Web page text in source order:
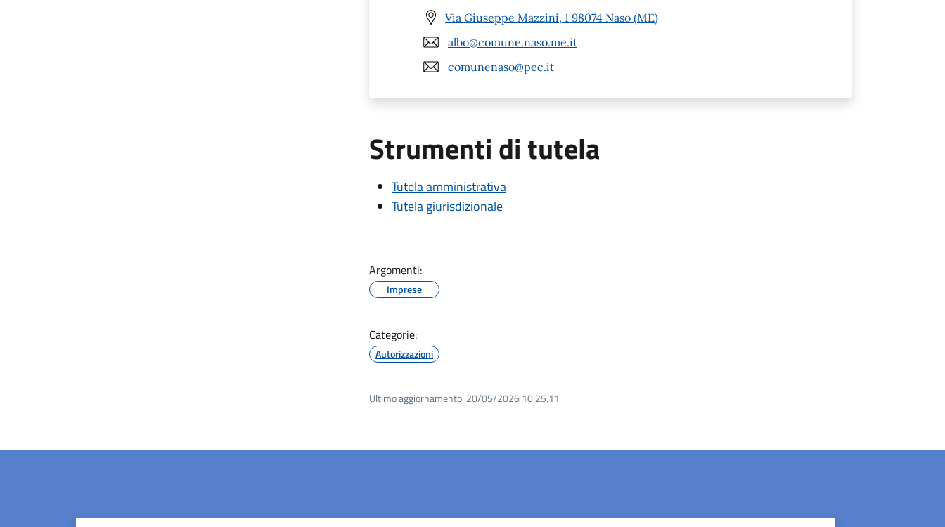
Via Giuseppe Mazzini, 1 98074 Naso (ME)
albo@comune.naso.me.it
comunenaso@pec.it
Strumenti di tutela
Tutela amministrativa
Tutela giurisdizionale
Argomenti:
Imprese
Categorie:
Autorizzazioni
Ultimo aggiornamento: 20/05/2026 10:25.11